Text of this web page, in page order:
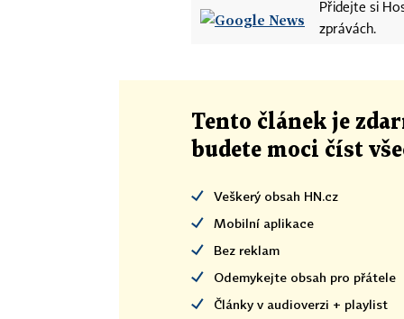
Přidejte si
zprávách.
Tento článek je
budete moci číst
Veškerý obsah HN.cz
Mobilní aplikace
Bez reklam
Odemykejte obsah pro přátele
Články v audioverzi + playlist